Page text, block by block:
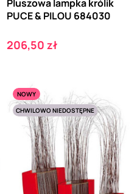
Pluszowa lampka królik
PUCE & PILOU 684030
Cena
206,50 zł
NOWY
CHWILOWO NIEDOSTĘPNE